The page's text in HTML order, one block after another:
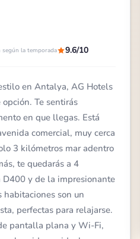
según la temporada 9.6/10
en Antalya, AG Hotels
Te sentirás
en que llegas. Está
comercial, muy cerca
3 kilómetros mar adentro
te quedarás a 4
y de la impresionante
habitaciones son un
perfectas para relajarse.
pantalla plana y Wi-Fi,